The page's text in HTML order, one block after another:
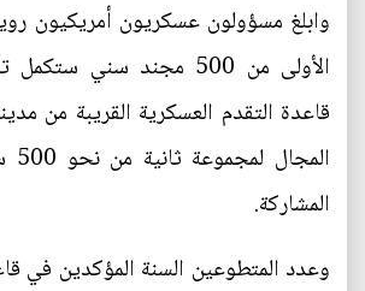
وابلغ مسؤولون عسكريون أمريكيون
الأولى من 500 مجند سني
قاعدة التقدم العسكرية القريبة من
المشاركة.
وعدد المتطوعين السنة المؤكدين في